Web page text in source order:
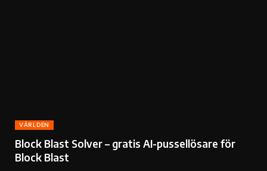
VÄRLDEN
Block Blast Solver – gratis AI-pussellösare för
Block Blast